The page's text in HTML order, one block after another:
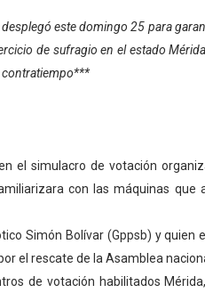
transformación del hospital
de tambora con
avances en visita del
desarrollo productivo en
al curso de
médicos en proceso de
este domingo 25 para
de sufragio en el estado
el simulacro de votación
con las máquinas que
Simón Bolívar (Gppsb) y quien
el rescate de la Asamblea
de votación habilitados